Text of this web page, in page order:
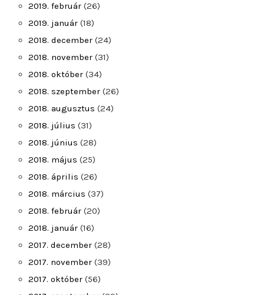
2019. február (26)
2019. január (18)
2018. december (24)
2018. november (31)
2018. október (34)
2018. szeptember (26)
2018. augusztus (24)
2018. július (31)
2018. június (28)
2018. május (25)
2018. április (26)
2018. március (37)
2018. február (20)
2018. január (16)
2017. december (28)
2017. november (39)
2017. október (56)